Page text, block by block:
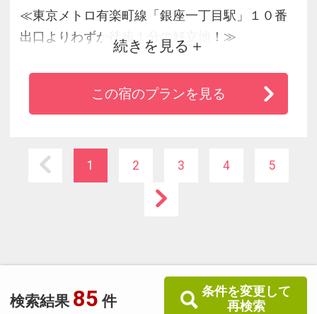
検索結果 85 件
条件を変更して
再検索
≪東京メトロ有楽町線「銀座一丁目駅」１０番
出口よりわずか徒歩１分の好立地！≫
◆ＪＲ「有楽町駅」京橋口改札より徒歩６分♪
◆東京メトロ丸ノ内線・日比谷線・銀座線「銀
座駅」より１３番出口より徒歩４分！
◆全客室Ｗｉ－Ｆｉ無料接続ＯＫ！
続きを見る
この宿のプランを見る
1 2 3 4 5